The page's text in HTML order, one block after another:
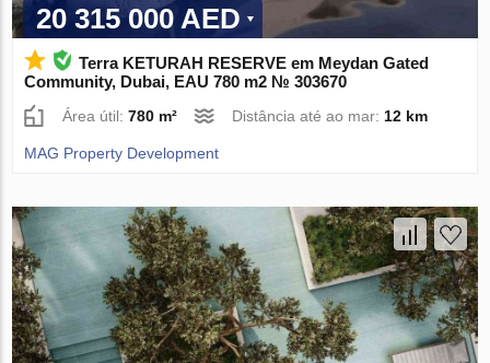
20 315 000 AED
Terra KETURAH RESERVE em Meydan Gated
Community, Dubai, EAU 780 m2 № 303670
Área útil:780 m² Distância até ao mar: 12 km
MAG Property Development